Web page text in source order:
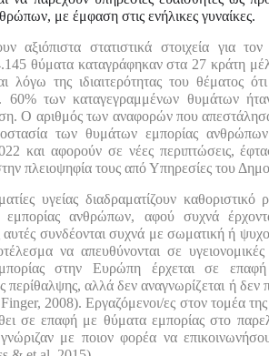
με έμφαση στις ενήλικες γυναίκες.
αξιόπιστα στατιστικά στοιχεία για
θύματα καταγράφηκαν στα 27 κράτη
λόγω της ιδιαιτερότητας του θέματος
60% των καταγεγραμμένων θυμάτων
Ο αριθμός των αναφορών που
των θυμάτων εμπορίας
και αφορούν σε νέες περιπτώσεις,
πλειοψηφία τους από Υπηρεσίες του
υγείας διαδραματίζουν
εμπορίας ανθρώπων, αφού συχνά
αυτές συνδέονται συχνά με σωματική ή
να απευθύνονται σε
στην Ευρώπη έρχεται σε
περίθαλψης, αλλά δεν αναγνωρίζεται ή δεν
2008). Εργαζόμενοι/ες στον τομέα της
σε επαφή με θύματα εμπορίας στο
με ποιον φορέα να